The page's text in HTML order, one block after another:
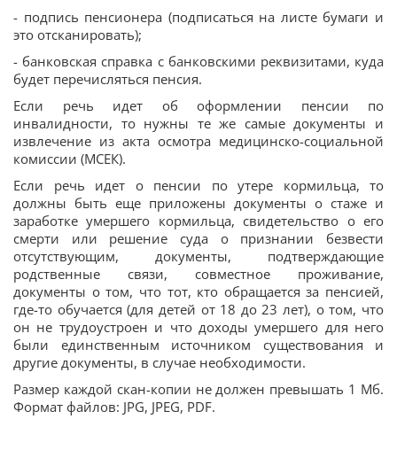
- подпись пенсионера (подписаться на листе бумаги и
это отсканировать);
- банковская справка с банковскими реквизитами, куда
будет перечисляться пенсия.
Если речь идет об оформлении пенсии по
инвалидности, то нужны те же самые документы и
извлечение из акта осмотра медицинско-социальной
комиссии (МСЕК).
Если речь идет о пенсии по утере кормильца, то
должны быть еще приложены документы о стаже и
заработке умершего кормильца, свидетельство о его
смерти или решение суда о признании безвести
отсутствующим, документы, подтверждающие
родственные связи, совместное проживание,
документы о том, что тот, кто обращается за пенсией,
где-то обучается (для детей от 18 до 23 лет), о том, что
он не трудоустроен и что доходы умершего для него
были единственным источником существования и
другие документы, в случае необходимости.
Размер каждой скан-копии не должен превышать 1 Мб.
Формат файлов: JPG, JPEG, PDF.